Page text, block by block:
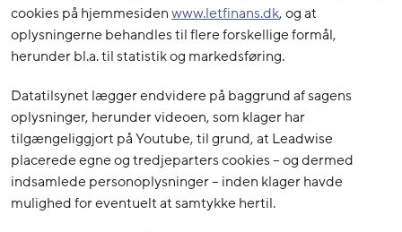
cookies på hjemmesidenwww.letfinans.dk, og at
oplysningerne behandles til flere forskellige formål,
herunder bl.a. til statistik og markedsføring.
Datatilsynet lægger endvidere på baggrund af sagens
oplysninger, herunder videoen, som klager har
tilgængeliggjort på Youtube, til grund, at Leadwise
placerede egne og tredjeparters cookies – og dermed
indsamlede personoplysninger – inden klager havde
mulighed for eventuelt at samtykke hertil.